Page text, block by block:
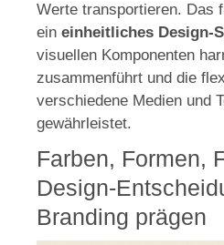
Werte transportieren. Das
ein einheitliches Design-
visuellen Komponenten
zusammenführt und die
verschiedene Medien und
gewährleistet.
Farben, Formen,
Design-
Branding prägen